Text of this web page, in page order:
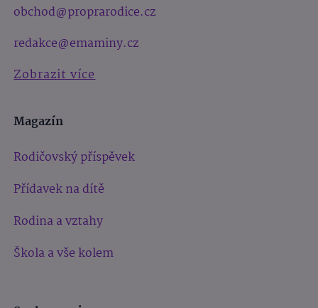
obchod@proprarodice.cz
redakce@emaminy.cz
Zobrazit více
Magazín
Rodičovský příspěvek
Přídavek na dítě
Rodina a vztahy
Škola a vše kolem